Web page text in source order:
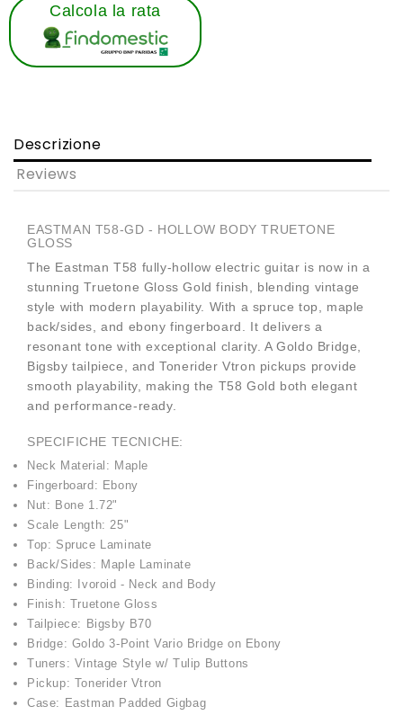
Calcola la rata
Descrizione
Reviews
EASTMAN T58-GD - HOLLOW BODY TRUETONE
GLOSS
The Eastman T58 fully-hollow electric guitar is now in a
stunning Truetone Gloss Gold finish, blending vintage
style with modern playability. With a spruce top, maple
back/sides, and ebony fingerboard. It delivers a
resonant tone with exceptional clarity. A Goldo Bridge,
Bigsby tailpiece, and Tonerider Vtron pickups provide
smooth playability, making the T58 Gold both elegant
and performance-ready.
SPECIFICHE TECNICHE:
Neck Material: Maple
Fingerboard: Ebony
Nut: Bone 1.72"
Scale Length: 25"
Top: Spruce Laminate
Back/Sides: Maple Laminate
Binding: Ivoroid - Neck and Body
Finish: Truetone Gloss
Tailpiece: Bigsby B70
Bridge: Goldo 3-Point Vario Bridge on Ebony
Tuners: Vintage Style w/ Tulip Buttons
Pickup: Tonerider Vtron
Case: Eastman Padded Gigbag